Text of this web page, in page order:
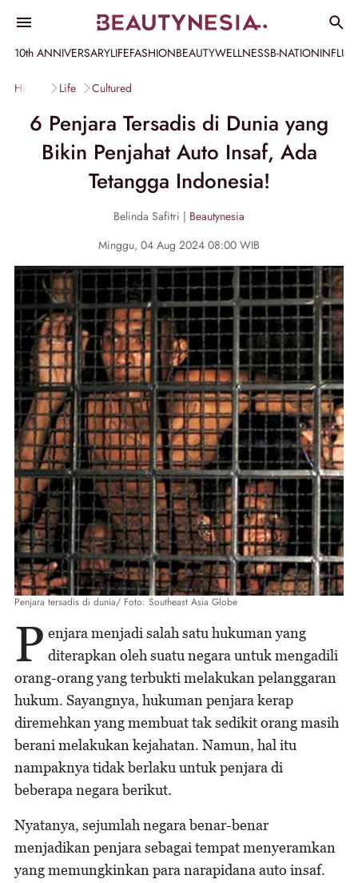
10th ANNIVERSARYLIFEFASHIONBEAUTYWELLNESSB-NATION
Home Life Cultured
6 Penjara Tersadis di Dunia yang
Bikin Penjahat Auto Insaf, Ada
Tetangga Indonesia!
Belinda Safitri | Beautynesia
Minggu, 04 Aug 2024 08:00 WIB
Penjara tersadis di dunia/ Foto: Southeast Asia Globe
P enjara menjadi salah satu hukuman yang
diterapkan oleh suatu negara untuk mengadili
orang-orang yang terbukti melakukan pelanggaran
hukum. Sayangnya, hukuman penjara kerap
diremehkan yang membuat tak sedikit orang masih
berani melakukan kejahatan. Namun, hal itu
nampaknya tidak berlaku untuk penjara di
beberapa negara berikut.
Nyatanya, sejumlah negara benar-benar
menjadikan penjara sebagai tempat menyeramkan
yang memungkinkan para narapidana auto insaf.